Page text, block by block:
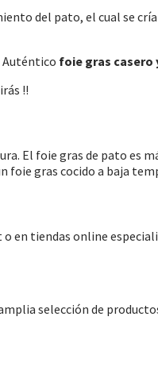
del pato, el cual se
Auténtico foie gras casero
!!
El foie gras de pato es
foie gras cocido a baja
en tiendas online
selección de